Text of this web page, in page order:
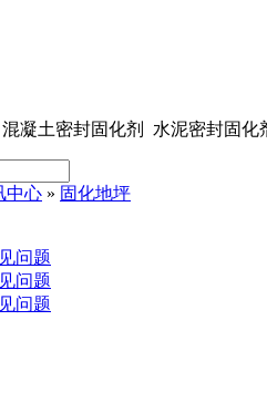
凝土密封固化剂 水泥密封固
中心 » 固化地坪
问题
问题
问题